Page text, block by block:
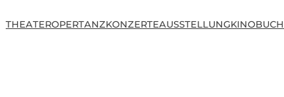
THEATEROPERTANZKONZERTEAUSSTELLUNGKINOBUCH